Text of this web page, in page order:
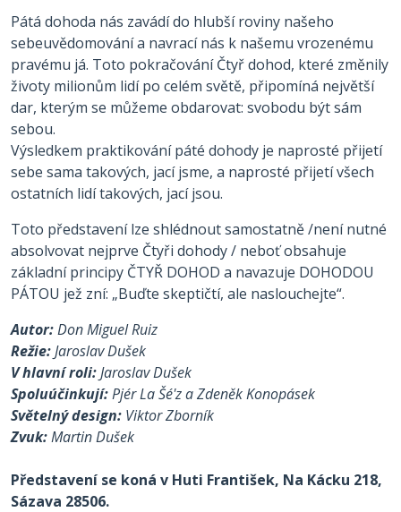
Pátá dohoda nás zavádí do hlubší roviny našeho
sebeuvědomování a navrací nás k našemu vrozenému
pravému já. Toto pokračování Čtyř dohod, které změnily
životy milionům lidí po celém světě, připomíná největší
dar, kterým se můžeme obdarovat: svobodu být sám
sebou.
Výsledkem praktikování páté dohody je naprosté přijetí
sebe sama takových, jací jsme, a naprosté přijetí všech
ostatních lidí takových, jací jsou.
Toto představení lze shlédnout samostatně /není nutné
absolvovat nejprve Čtyři dohody / neboť obsahuje
základní principy ČTYŘ DOHOD a navazuje DOHODOU
PÁTOU jež zní: „Buďte skeptičtí, ale naslouchejte“.
Autor:Don Miguel Ruiz
Režie:Jaroslav Dušek
V hlavní roli:Jaroslav Dušek
Spoluúčinkují:Pjér La Šé'z a Zdeněk Konopásek
Světelný design: Viktor Zborník
Zvuk:Martin Dušek
Představení se koná v Huti František, Na Kácku 218,
Sázava 28506.